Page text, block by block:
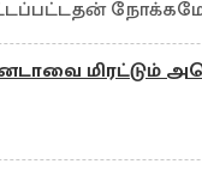
நோக்கமே
மிரட்டும்